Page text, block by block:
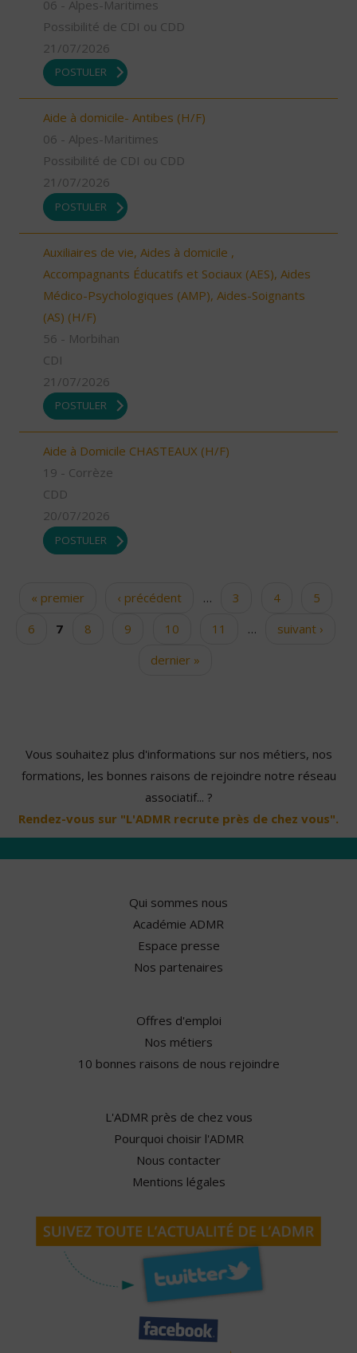
06 - Alpes-Maritimes
Possibilité de CDI ou CDD
21/07/2026
POSTULER
Aide à domicile- Antibes (H/F)
06 - Alpes-Maritimes
Possibilité de CDI ou CDD
21/07/2026
POSTULER
Auxiliaires de vie, Aides à domicile ,
Accompagnants Éducatifs et Sociaux (AES), Aides
Médico-Psychologiques (AMP), Aides-Soignants
(AS) (H/F)
56 - Morbihan
CDI
21/07/2026
POSTULER
Aide à Domicile CHASTEAUX (H/F)
19 - Corrèze
CDD
20/07/2026
POSTULER
Pages« premier ‹ précédent … 3 4
5
6
7 8 9 10 11 …
suivant ›
dernier »
Vous souhaitez plus d'informations sur nos métiers, nos
formations, les bonnes raisons de rejoindre notre réseau
associatif... ?
Rendez-vous sur "L'ADMR recrute près de chez vous".
Qui sommes nous
Académie ADMR
Espace presse
Nos partenaires
Offres d'emploi
Nos métiers
10 bonnes raisons de nous rejoindre
L'ADMR près de chez vous
Pourquoi choisir l'ADMR
Nous contacter
Mentions légales